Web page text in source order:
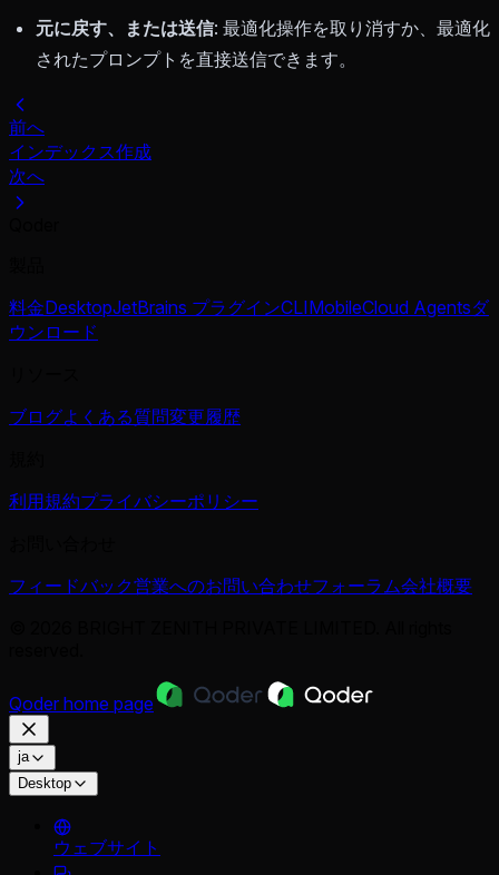
元に戻す、または送信: 最適化操作を取り消すか、最適化
されたプロンプトを直接送信できます。
前へ
インデックス作成
次へ
料金DesktopJetBrains プラグインCLIMobileCloud Agentsダ
ウンロード
ブログよくある質問変更履歴
利用規約プライバシーポリシー
フィードバック営業へのお問い合わせフォーラム会社概要
Qoder home page
ja
Desktop
ウェブサイト